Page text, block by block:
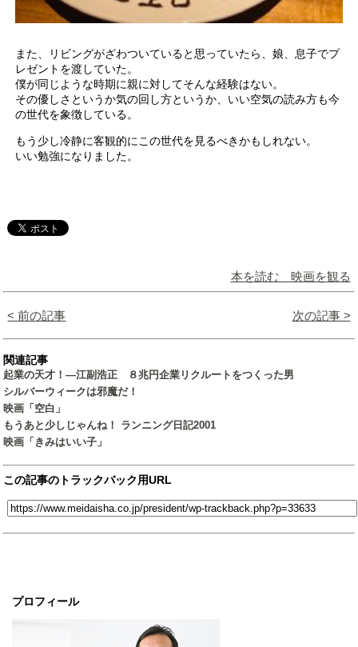
プロフィール
また、リビングがざわついていると思っていたら、娘、息子でプ
レゼントを渡していた。
僕が同じような時期に親に対してそんな経験はない。
その優しさというか気の回し方というか、いい空気の読み方も今
の世代を象徴している。
もう少し冷静に客観的にこの世代を見るべきかもしれない。
いい勉強になりました。
本を読む 映画を観る
< 前の記事 次の記事 >
関連記事
起業の天才！―江副浩正 ８兆円企業リクルートをつくった男
シルバーウィークは邪魔だ！
映画「空白」
もうあと少しじゃんね！ ランニング日記2001
映画「きみはいい子」
この記事のトラックバック用URL